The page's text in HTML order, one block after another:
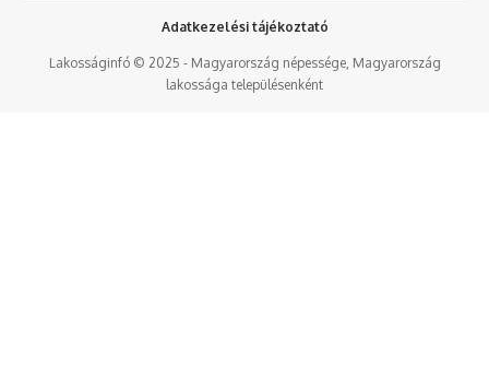
Lakosságinfó © 2025 - Magyarország népessége, Magyarország
lakossága településenként
Adatkezelési tájékoztató